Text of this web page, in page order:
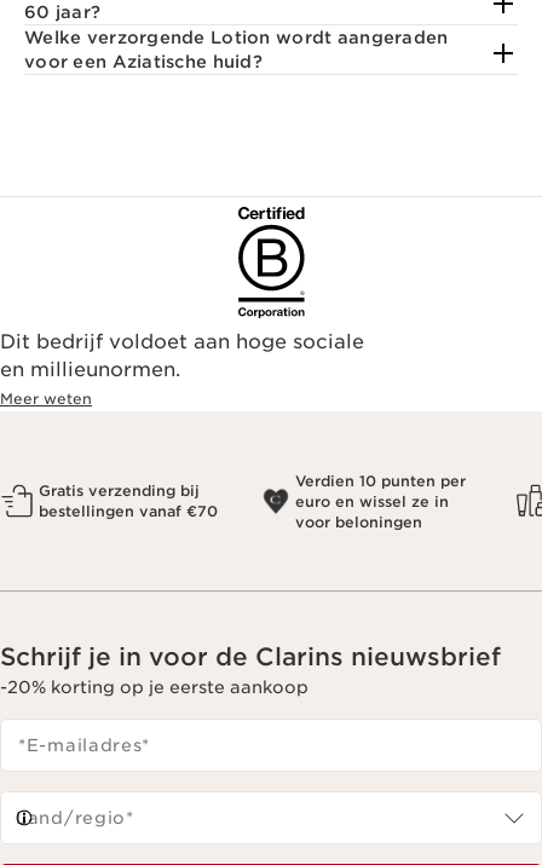
60 jaar?
Welke verzorgende Lotion wordt aangeraden
voor een Aziatische huid?
Dit bedrijf voldoet aan hoge sociale
en millieunormen.
Meer weten
Gratis verzending bij
bestellingen vanaf €70
Verdien 10 punten per
euro en wissel ze in
voor beloningen
Schrijf je in voor de Clarins nieuwsbrief
-20% korting op je eerste aankoop
*E-mailadres*
Land/regio*